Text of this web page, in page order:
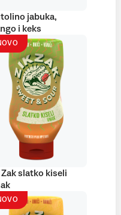
jabuka,
i keks
slatko kiseli